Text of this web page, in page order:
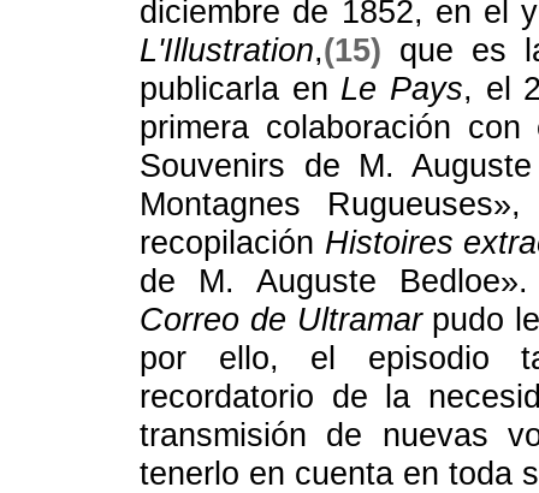
diciembre de 1852, en el
L'Illustration,(15) que es
publicarla en Le Pays, el
primera colaboración
Souvenirs de M.
Montagnes
recopilación Histoires
de M. Auguste
Correo de Ultramarpudo
por ello, el episodio
recordatorio de la
transmisión de nuevas
tenerlo en cuenta en toda